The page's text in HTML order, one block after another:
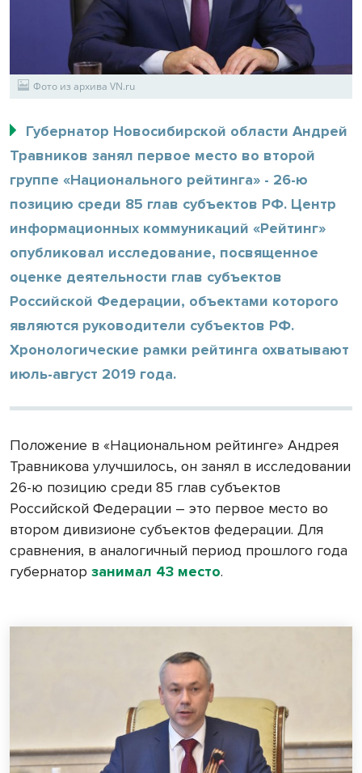
Фото из архива VN.ru
Губернатор Новосибирской области Андрей
Травников занял первое место во второй
группе «Национального рейтинга» - 26-ю
позицию среди 85 глав субъектов РФ. Центр
информационных коммуникаций «Рейтинг»
опубликовал исследование, посвященное
оценке деятельности глав субъектов
Российской Федерации, объектами которого
являются руководители субъектов РФ.
Хронологические рамки рейтинга охватывают
июль-август 2019 года.
Положение в «Национальном рейтинге» Андрея
Травникова улучшилось, он занял в исследовании
26-ю позицию среди 85 глав субъектов
Российской Федерации – это первое место во
втором дивизионе субъектов федерации. Для
сравнения, в аналогичный период прошлого года
губернатор занимал 43 место.